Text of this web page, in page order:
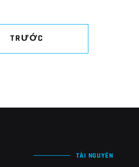
TRƯỚC
TÀI NGUYÊN